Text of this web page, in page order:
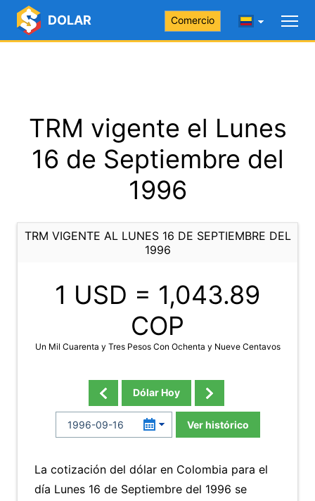
DOLAR Comercio
TRM vigente el Lunes
16 de Septiembre del
1996
TRM VIGENTE AL LUNES 16 DE SEPTIEMBRE DEL
1996
1 USD = 1,043.89
COP
Un Mil Cuarenta y Tres Pesos Con Ochenta y Nueve Centavos
Dólar Hoy
Ver histórico
La cotización del dólar en Colombia para el
día Lunes 16 de Septiembre del 1996 se